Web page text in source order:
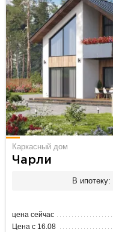
Каркасный дом
Чарли
В ипотеку:
цена сейчас
Цена с 16.08